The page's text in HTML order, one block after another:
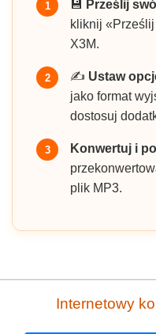
1 💾 Prześlij
kliknij
X3M.
2 ✍️ Ustaw
jako format
dostosuj
3 Konwertuj i
plik MP3.
Internetowy